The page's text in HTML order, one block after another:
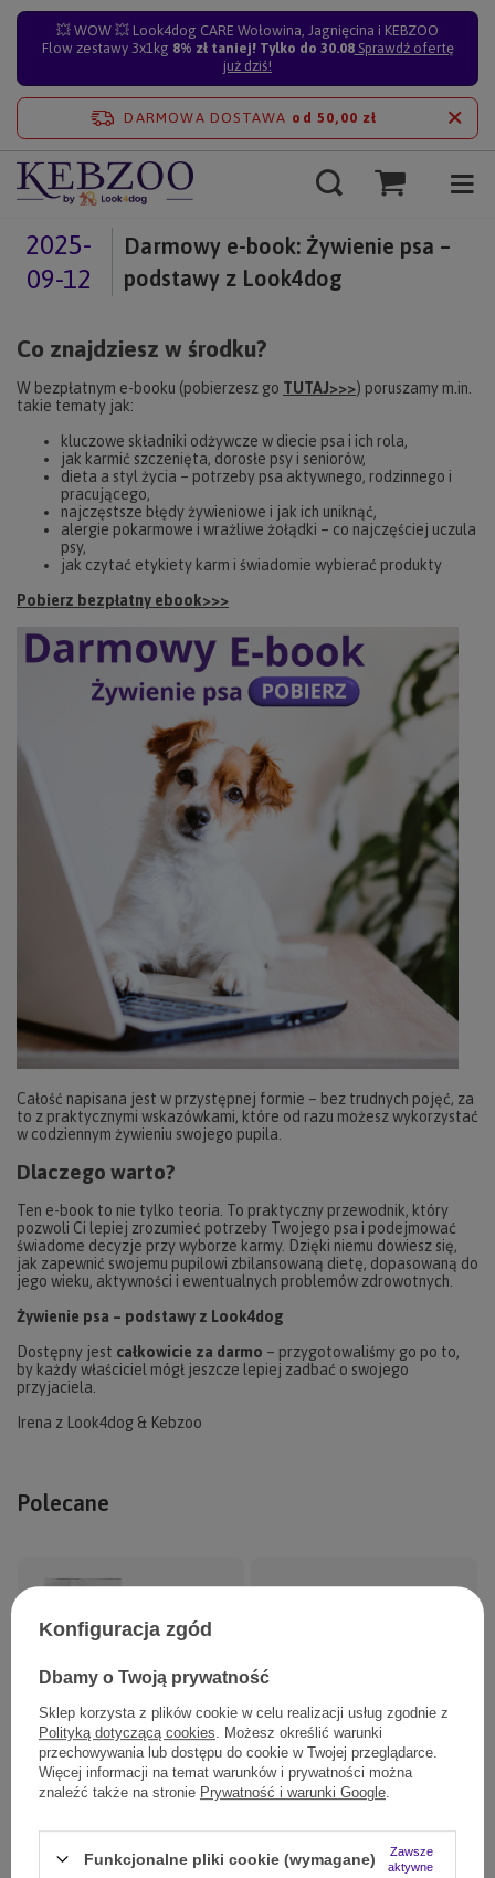
💥 WOW 💥 Look4dog CARE Wołowina, Jagnięcina i KEBZOO
Flow zestawy 3x1kg 8% zł taniej! Tylko do 30.08Sprawdź ofertę
już dziś!
DARMOWA DOSTAWA od 50,00 zł
2025-
09-12
Darmowy e-book: Żywienie psa –
podstawy z Look4dog
Co znajdziesz w środku?
W bezpłatnym e-booku (pobierzesz go TUTAJ>>>) poruszamy m.in.
takie tematy jak:
kluczowe składniki odżywcze w diecie psa i ich rola,
jak karmić szczenięta, dorosłe psy i seniorów,
dieta a styl życia – potrzeby psa aktywnego, rodzinnego i
pracującego,
najczęstsze błędy żywieniowe i jak ich uniknąć,
alergie pokarmowe i wrażliwe żołądki – co najczęściej uczula
psy,
jak czytać etykiety karm i świadomie wybierać produkty
Pobierz bezpłatny ebook>>>
Całość napisana jest w przystępnej formie – bez trudnych pojęć, za
to z praktycznymi wskazówkami, które od razu możesz wykorzystać
w codziennym żywieniu swojego pupila.
Dlaczego warto?
Ten e-book to nie tylko teoria. To praktyczny przewodnik, który
pozwoli Ci lepiej zrozumieć potrzeby Twojego psa i podejmować
świadome decyzje przy wyborze karmy. Dzięki niemu dowiesz się,
jak zapewnić swojemu pupilowi zbilansowaną dietę, dopasowaną do
jego wieku, aktywności i ewentualnych problemów zdrowotnych.
Żywienie psa – podstawy z Look4dog
Dostępny jest całkowicie za darmo – przygotowaliśmy go po to,
by każdy właściciel mógł jeszcze lepiej zadbać o swojego
przyjaciela.
Irena z Look4dog & Kebzoo
Polecane
Sucha karma Look4dog CARE
249,00 zł
Jagnięcina mięta i bataty bez zbóż
169,00 zł
Konfiguracja zgód
Dbamy o Twoją prywatność
Sklep korzysta z plików cookie w celu realizacji usług zgodnie z
Polityką dotyczącą cookies . Możesz określić warunki
przechowywania lub dostępu do cookie w Twojej przeglądarce.
Więcej informacji na temat warunków i prywatności można
znaleźć także na stronie Prywatność i warunki Google
Funkcjonalne pliki cookie (wymagane)
Zawsze
aktywne